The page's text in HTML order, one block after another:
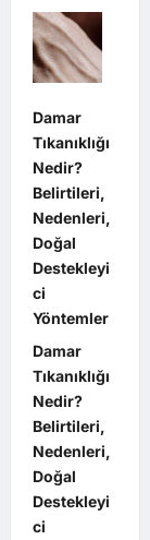
Damar
Tıkanıklığı
Nedir?
Belirtileri,
Nedenleri,
Doğal
Destekleyi
ci
Yöntemler
Damar
Tıkanıklığı
Nedir?
Belirtileri,
Nedenleri,
Doğal
Destekleyi
ci